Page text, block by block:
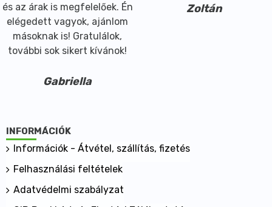
Főbb hatóanyagok és összetevők
Hatóanyagok napi adagban, 25 ml-ben
Hidrolizált kollagén peptidek 3000 mg
Szárított Aloe vera gél 200 mg
Hidrolizált kollagén peptidek
Szárított Aloe vera gél 200:1
Segédanyagok és egyéb összetevők
és az árak is megfelelőek. Én
elégedett vagyok, ajánlom
másoknak is! Gratulálok,
további sok sikert kívánok!
Gabriella
Zoltán
INFORMÁCIÓK
Információk - Átvétel, szállítás, fizetés
Felhasználási feltételek
Adatvédelmi szabályzat